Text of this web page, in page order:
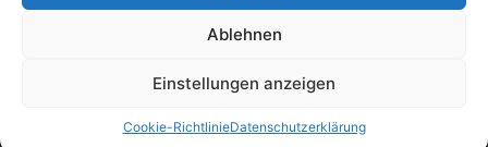
Ablehnen
Einstellungen anzeigen
Cookie-RichtlinieDatenschutzerklärung
www.claudiaratering.de
LuftRuinen.de - Flugschriften für Freigeistkultur